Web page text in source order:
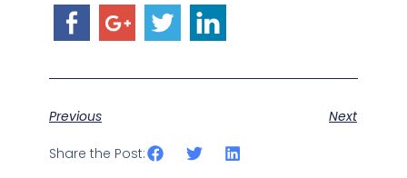
Previous Next
Share the Post: